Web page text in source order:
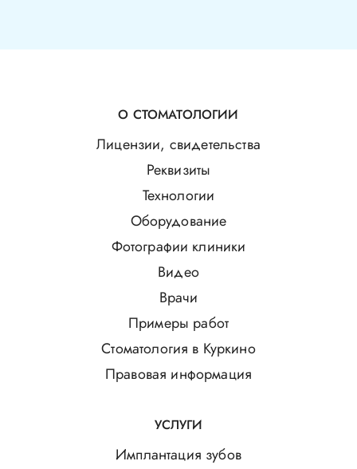
О СТОМАТОЛОГИИ
Лицензии, свидетельства
Реквизиты
Технологии
Оборудование
Фотографии клиники
Видео
Врачи
Примеры работ
Стоматология в Куркино
Правовая информация
УСЛУГИ
Имплантация зубов